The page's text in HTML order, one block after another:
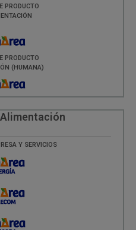
PRODUCTO
PRODUCTO
(HUMANA)
Y SERVICIOS